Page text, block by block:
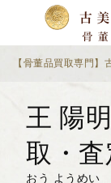
【骨董品買取専門】
王 陽
取・査
おう ようめい